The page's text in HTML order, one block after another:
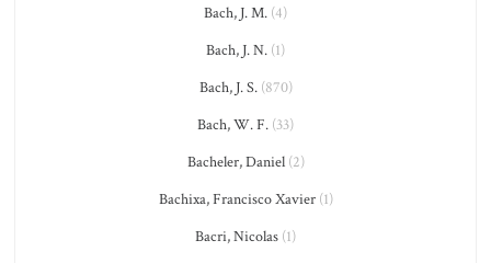
Bach, J. M. (4)
Bach, J. N. (1)
Bach, J. S.(870)
Bach, W. F. (33)
Bacheler, Daniel(2)
Bachixa, Francisco Xavier(1)
Bacri, Nicolas (1)